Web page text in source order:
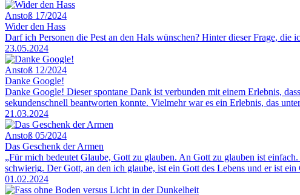
Anstoß 17/2024
Wider den Hass
Darf ich Personen die Pest an den Hals wünschen? Hinter dieser Frage,
23.05.2024
Anstoß 12/2024
Danke Google!
Danke Google! Dieser spontane Dank ist verbunden mit einem Erlebnis,
sekundenschnell beantworten konnte. Vielmehr war es ein Erlebnis, das
21.03.2024
Anstoß 05/2024
Das Geschenk der Armen
„Für mich bedeutet Glaube, Gott zu glauben. An Gott zu glauben ist
schwierig. Der Gott, an den ich glaube, ist ein Gott des Lebens und er ist
01.02.2024